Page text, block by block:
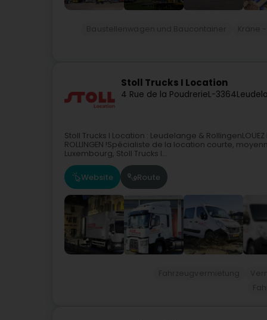
Stoll Trucks I Location
4 Rue de la PoudrerieL-3364
Stoll Trucks I Location : Leudelange & RollingenLOUEZ
ROLLINGEN !Spécialiste de la location courte,
Luxembourg, Stoll Trucks I...
Website Route